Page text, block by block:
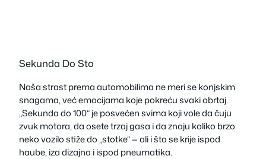
Sekunda Do Sto
Naša strast prema automobilima ne meri se konjskim
snagama, već emocijama koje pokreću svaki obrtaj.
„Sekunda do 100“ je posvećen svima koji vole da čuju
zvuk motora, da osete trzaj gasa i da znaju koliko brzo
neko vozilo stiže do „stotke“ — ali i šta se krije ispod
haube, iza dizajna i ispod pneumatika.